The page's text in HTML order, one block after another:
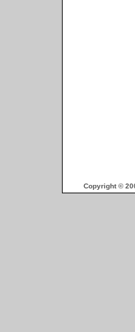
Copyright ©